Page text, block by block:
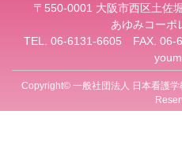
〒550-0001 大阪市西区土佐
あゆみコーポ
TEL. 06-6131-6605 FAX.
Copyright© 一般社団法人 日本看護